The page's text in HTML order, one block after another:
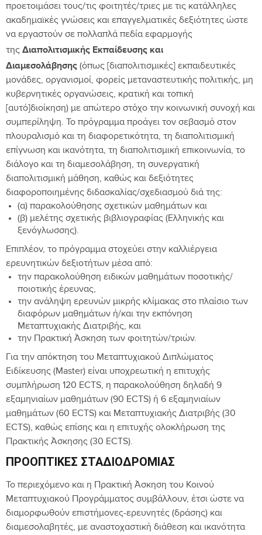
προετοιμάσει τους/τις φοιτητές/τριες με τις κατάλληλες
ακαδημαϊκές γνώσεις και επαγγελματικές δεξιότητες ώστε
να εργαστούν σε πολλαπλά πεδία εφαρμογής
της Διαπολιτισμικής Εκπαίδευσης και
Διαμεσολάβησης (όπως [διαπολιτισμικές] εκπαιδευτικές
μονάδες, οργανισμοί, φορείς μεταναστευτικής πολιτικής, μη
κυβερνητικές οργανώσεις, κρατική και τοπική
[αυτό]διοίκηση) με απώτερο στόχο την κοινωνική συνοχή και
συμπερίληψη. Το πρόγραμμα προάγει τον σεβασμό στον
πλουραλισμό και τη διαφορετικότητα, τη διαπολιτισμική
επίγνωση και ικανότητα, τη διαπολιτισμική επικοινωνία, το
διάλογο και τη διαμεσολάβηση, τη συνεργατική
διαπολιτισμική μάθηση, καθώς και δεξιότητες
διαφοροποιημένης διδασκαλίας/σχεδιασμού διά της:
(α) παρακολούθησης σχετικών μαθημάτων και
(β) μελέτης σχετικής βιβλιογραφίας (Ελληνικής και
ξενόγλωσσης).
Επιπλέον, το πρόγραμμα στοχεύει στην καλλιέργεια
ερευνητικών δεξιοτήτων μέσα από:
την παρακολούθηση ειδικών μαθημάτων ποσοτικής/
ποιοτικής έρευνας,
την ανάληψη ερευνών μικρής κλίμακας στο πλαίσιο των
διαφόρων μαθημάτων ή/και την εκπόνηση
Μεταπτυχιακής Διατριβής, και
την Πρακτική Άσκηση των φοιτητών/τριών.
Για την απόκτηση του Μεταπτυχιακού Διπλώματος
Ειδίκευσης (Master) είναι υποχρεωτική η επιτυχής
συμπλήρωση 120 ECTS, η παρακολούθηση δηλαδή 9
εξαμηνιαίων μαθημάτων (90 ECTS) ή 6 εξαμηνιαίων
μαθημάτων (60 ECTS) και Μεταπτυχιακής Διατριβής (30
ECTS), καθώς επίσης και η επιτυχής ολοκλήρωση της
Πρακτικής Άσκησης (30 ECTS).
ΠΡΟΟΠΤΙΚΈΣ ΣΤΑΔΙΟΔΡΟΜΊΑΣ
Το περιεχόμενο και η Πρακτική Άσκηση του Κοινού
Μεταπτυχιακού Προγράμματος συμβάλλουν, έτσι ώστε να
διαμορφωθούν επιστήμονες-ερευνητές (δράσης) και
διαμεσολαβητές, με αναστοχαστική διάθεση και ικανότητα